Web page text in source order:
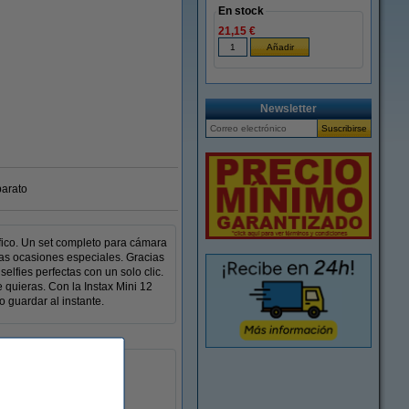
Ampliar
Un set completo para cámara
ocasiones especiales. Gracias
perfectas con un solo clic.
Con la Instax Mini 12
guardar al instante.
En stock
21,15 €
Newsletter